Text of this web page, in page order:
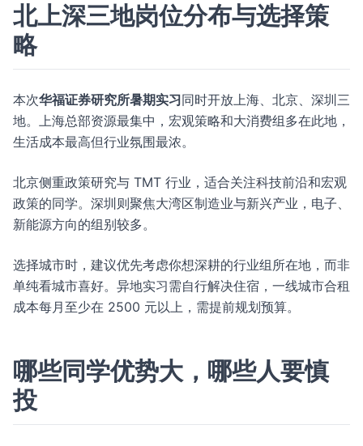
北上深三地岗位分布与选择策
略
本次华福证券研究所暑期实习同时开放上海、北京、深圳三
地。上海总部资源最集中，宏观策略和大消费组多在此地，
生活成本最高但行业氛围最浓。
北京侧重政策研究与 TMT 行业，适合关注科技前沿和宏观
政策的同学。深圳则聚焦大湾区制造业与新兴产业，电子、
新能源方向的组别较多。
选择城市时，建议优先考虑你想深耕的行业组所在地，而非
单纯看城市喜好。异地实习需自行解决住宿，一线城市合租
成本每月至少在 2500 元以上，需提前规划预算。
哪些同学优势大，哪些人要慎
投